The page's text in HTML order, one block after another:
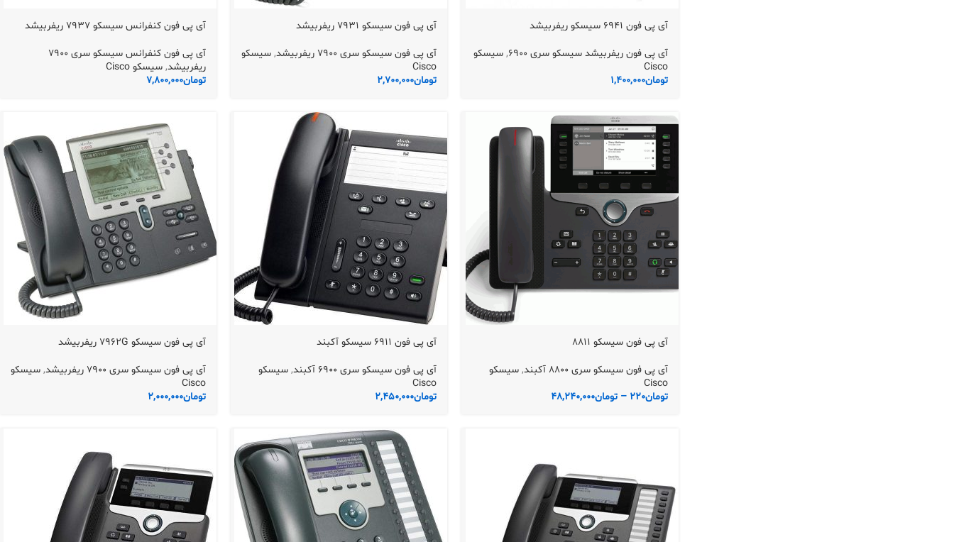
آی پی فون 6941 سیسکو ریفربیشد
آی پی فون ریفربیشد سیسکو سری 6900 , سیسکو
Cisco
تومان1,400,000
آی پی فون سیسکو 7931 ریفربیشد
آی پی فون سیسکو سری 7900 ریفربیشد , سیسکو
Cisco
تومان2,700,000
آی پی فون کنفرانس سیسکو 7937 ریفربیشد
آی پی فون کنفرانس سیسکو سری 7900
ریفربیشد, سیسکو Cisco
تومان7,800,000
آی پی فون سیسکو 8811
آی پی فون سیسکو سری 8800 آکبند , سیسکو
Cisco
تومان220
– تومان48,240,000
آی پی فون 6911 سیسکو آکبند
آی پی فون سیسکو سری 6900 آکبند , سیسکو
Cisco
تومان2,450,000
آی پی فون سیسکو 7962G ریفربیشد
آی پی فون سیسکو سری 7900 ریفربیشد , سیسکو
Cisco
تومان2,000,000